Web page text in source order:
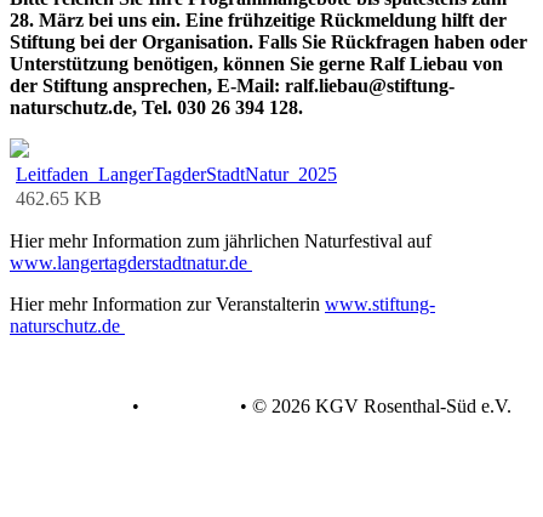
28. März bei uns ein. Eine frühzeitige Rückmeldung hilft der
Stiftung bei der Organisation. Falls Sie Rückfragen haben oder
Unterstützung benötigen, können Sie gerne Ralf Liebau von
der Stiftung ansprechen, E-Mail: ralf.liebau@stiftung-
naturschutz.de, Tel. 030 26 394 128.
Leitfaden_LangerTagderStadtNatur_2025
462.65 KB
Hier mehr Information zum jährlichen Naturfestival auf
www.langertagderstadtnatur.de
Hier mehr Information zur Veranstalterin www.stiftung-
naturschutz.de
• • © 2026 KGV Rosenthal-Süd e.V.